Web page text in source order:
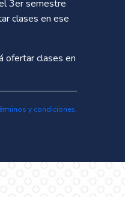
3er semestre
clases en ese
ofertar clases en
y condiciones.